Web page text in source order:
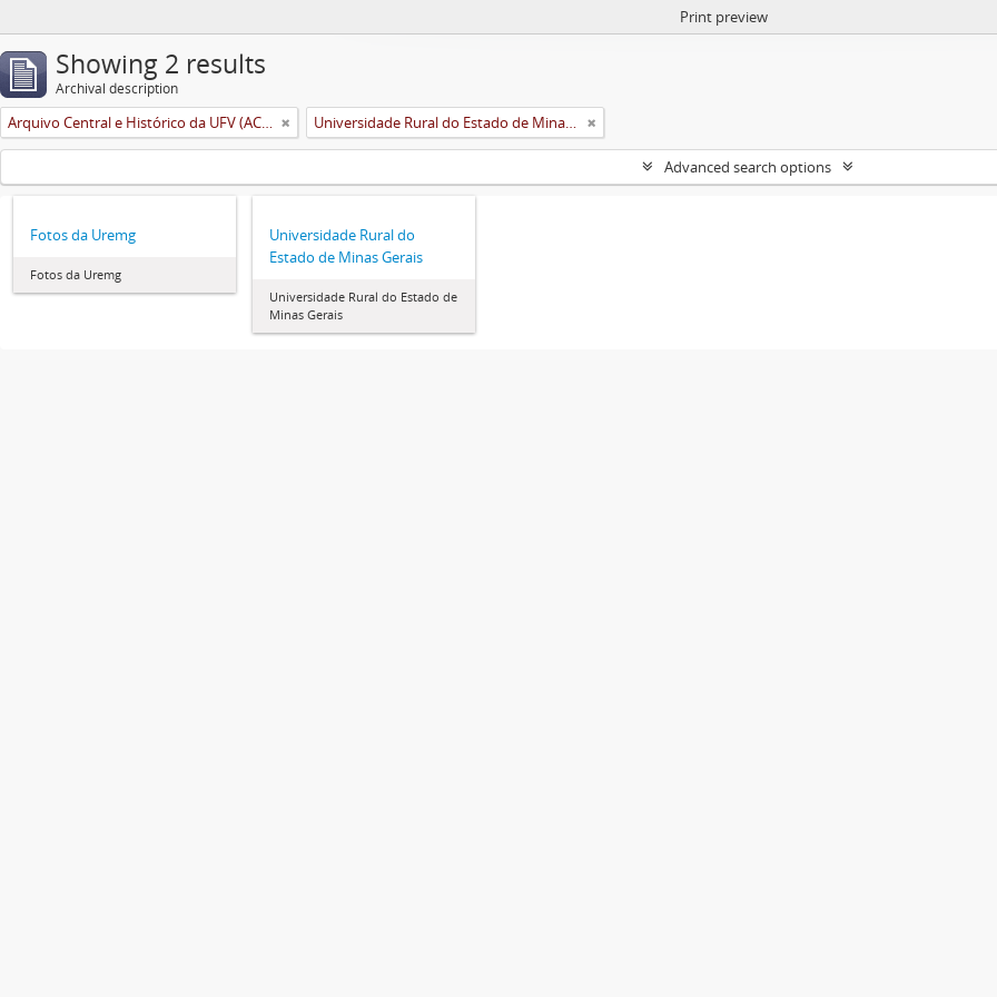
Print preview
Showing 2 results
Archival description
Arquivo Central e Histórico da UFV (ACH-UFV) Universidade Rural do Estado de Minas Gerais (Uremg)
Advanced search options
Fotos da Uremg
Fotos da Uremg
Universidade Rural do
Estado de Minas Gerais
Universidade Rural do Estado de
Minas Gerais